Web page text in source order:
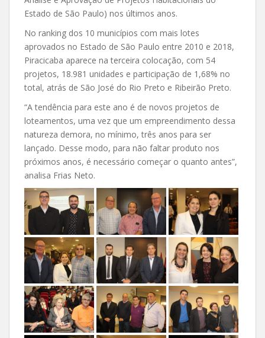
Estado de São Paulo) nos últimos anos.
No ranking dos 10 municípios com mais lotes
aprovados no Estado de São Paulo entre 2010 e 2018,
Piracicaba aparece na terceira colocação, com 54
projetos, 18.981 unidades e participação de 1,68% no
total, atrás de São José do Rio Preto e Ribeirão Preto.
“A tendência para este ano é de novos projetos de
loteamentos, uma vez que um empreendimento dessa
natureza demora, no mínimo, três anos para ser
lançado. Desse modo, para não faltar produto nos
próximos anos, é necessário começar o quanto antes”,
analisa Frias Neto.